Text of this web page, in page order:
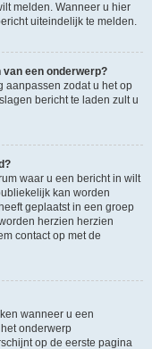
melden. Wanneer u hier
uiteindelijk te melden.
van een onderwerp?
aanpassen zodat u het op
bericht te laden zult u
waar u een bericht in wilt
kan worden
geplaatst in een groep
herzien herzien
contact op met de
wanneer u een
onderwerp
op de eerste pagina